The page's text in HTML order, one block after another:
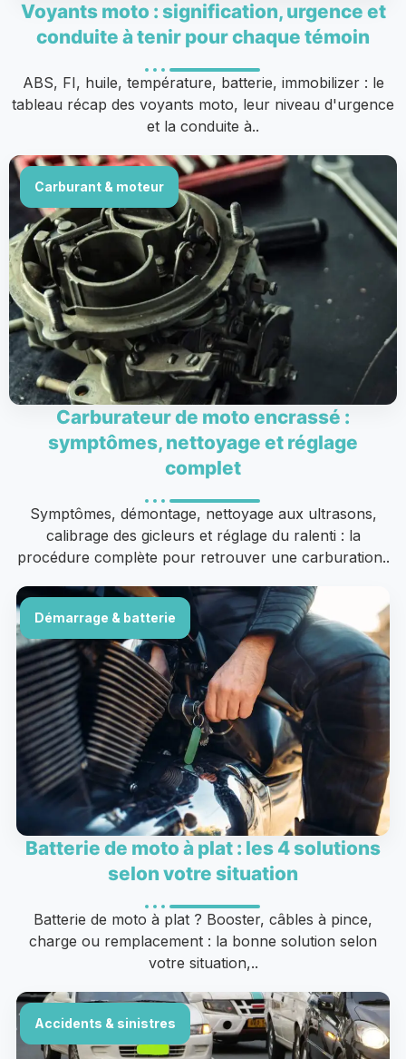
Voyants moto : signification, urgence et
conduite à tenir pour chaque témoin
ABS, FI, huile, température, batterie, immobilizer : le
tableau récap des voyants moto, leur niveau d'urgence
et la conduite à..
Carburant & moteur
Carburateur de moto encrassé :
symptômes, nettoyage et réglage
complet
Symptômes, démontage, nettoyage aux ultrasons,
calibrage des gicleurs et réglage du ralenti : la
procédure complète pour retrouver une carburation..
Démarrage & batterie
Batterie de moto à plat : les 4 solutions
selon votre situation
Batterie de moto à plat ? Booster, câbles à pince,
charge ou remplacement : la bonne solution selon
votre situation,..
Accidents & sinistres